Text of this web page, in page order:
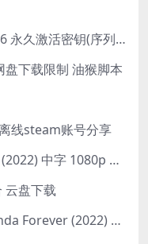
VMware Workstation Pro 16 永久激活密钥(序列号)
下载限制 油猴脚本
线steam账号分享
史前星球 Prehistoric Planet (2022) 中字 1080p 高清 阿里云盘 2022.5.27已更新全集
云盘下载
黑豹2 Black Panther: Wakanda Forever (2022) 高清版